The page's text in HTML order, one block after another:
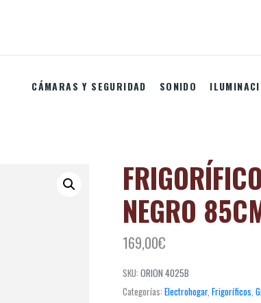
CÁMARAS Y SEGURIDAD SONIDO
NEGRO
169,00€
SKU: ORION 4025B
Categorías: Electrohogar, Frigoríficos,